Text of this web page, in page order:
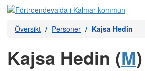
Översikt Personer Kajsa Hedin
Kajsa Hedin (M)